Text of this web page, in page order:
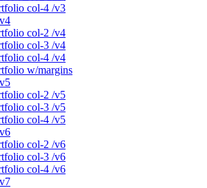
col-4 /v3
col-2 /v4
col-3 /v4
col-4 /v4
w/margins
col-2 /v5
col-3 /v5
col-4 /v5
col-2 /v6
col-3 /v6
col-4 /v6